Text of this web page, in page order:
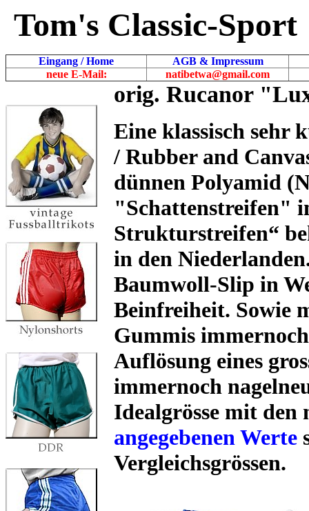
Tom's Classic-Sport
Eingang / Home
AGB & Impressum
neue E-Mail:
natibetwa@gmail.com
orig. Rucanor
Eine klassisch sehr
/ Rubber and
dünnen Polyamid
"Schattenstreifen"
Strukturstreifen“
in den
Baumwoll-Slip in
Beinfreiheit. Sowie
Gummis
Auflösung eines
immernoch
Idealgrösse mit den
angegebenen Werte
Vergleichsgrössen.